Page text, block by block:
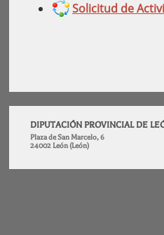
Solicitud de
DIPUTACIÓN PROVINCIAL DE
Plaza de San Marcelo, 6
24002 León (León)